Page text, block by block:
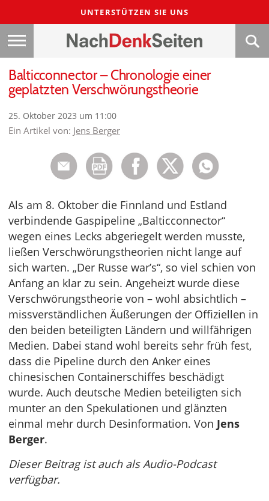
UNTERSTÜTZEN SIE UNS
Balticconnector – Chronologie einer
geplatzten Verschwörungstheorie
25. Oktober 2023 um 11:00
Ein Artikel von: Jens Berger
Als am 8. Oktober die Finnland und Estland
verbindende Gaspipeline „Balticconnector“
wegen eines Lecks abgeriegelt werden musste,
ließen Verschwörungstheorien nicht lange auf
sich warten. „Der Russe war’s“, so viel schien von
Anfang an klar zu sein. Angeheizt wurde diese
Verschwörungstheorie von – wohl absichtlich –
missverständlichen Äußerungen der Offiziellen in
den beiden beteiligten Ländern und willfährigen
Medien. Dabei stand wohl bereits sehr früh fest,
dass die Pipeline durch den Anker eines
chinesischen Containerschiffes beschädigt
wurde. Auch deutsche Medien beteiligten sich
munter an den Spekulationen und glänzten
einmal mehr durch Desinformation. Von Jens
Berger.
Dieser Beitrag ist auch als Audio-Podcast
verfügbar.